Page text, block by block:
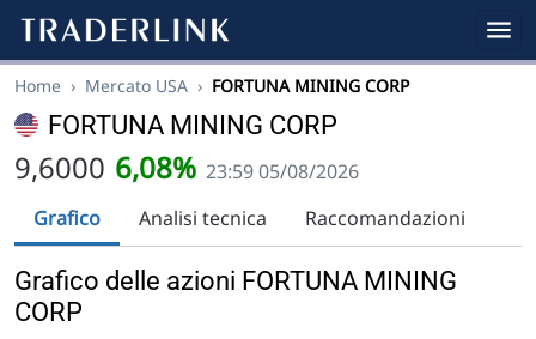
Home › Mercato USA › FORTUNA MINING CORP
FORTUNA MINING CORP
9,6000 6,08% 23:59 05/08/2026
Grafico
Analisi tecnica Raccomandazioni
Grafico delle azioni FORTUNA MINING
CORP